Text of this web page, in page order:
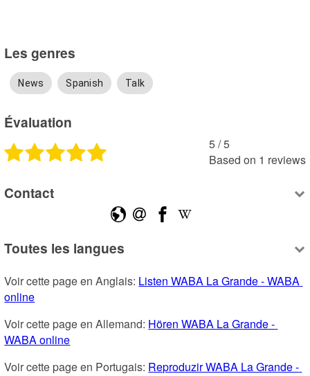
Les genres
News Spanish Talk
Évaluation
5 /5
Based on 1 reviews
Contact
Toutes les langues
Voir cette page en Anglais: Listen WABA La Grande - WABA
online
Voir cette page en Allemand: Hören WABA La Grande -
WABA online
Voir cette page en Portugais: Reproduzir WABA La Grande -